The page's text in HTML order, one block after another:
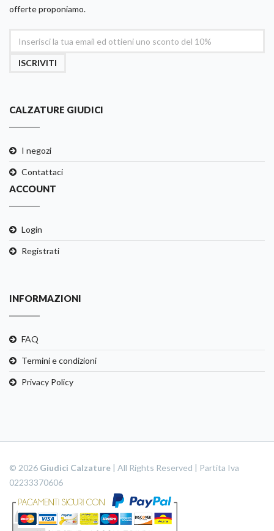
offerte proponiamo.
ISCRIVITI
CALZATURE GIUDICI
I negozi
Contattaci
ACCOUNT
Login
Registrati
INFORMAZIONI
FAQ
Termini e condizioni
Privacy Policy
© 2026 Giudici Calzature | All Rights Reserved | Partita Iva
02233370606